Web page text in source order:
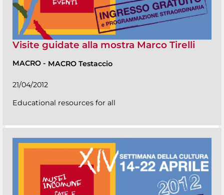
Visite guidate alla mostra Marco Tirelli
MACRO - MACRO Testaccio
21/04/2012
Educational resources for all